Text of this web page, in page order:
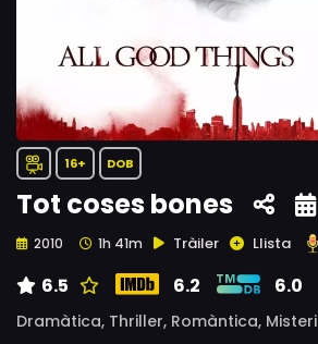
16+ DOB
Tot coses bones
2010 1h 41m Tràiler Llista
6.5 6.2 6.0
Dramàtica, Thriller, Romàntica, Misteri